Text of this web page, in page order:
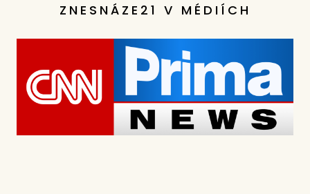
ZNESNÁZE21 V MÉDIÍCH